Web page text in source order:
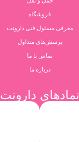
فروشگاه
معرفی مسئول فنی دارونت
پرسش‌های متداول
تماس با ما
درباره ما
نمادهای دارونت